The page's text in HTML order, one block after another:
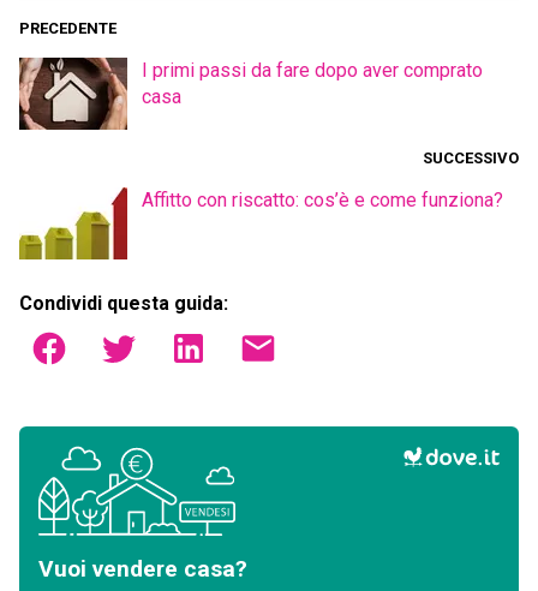
PRECEDENTE
I primi passi da fare dopo aver comprato
casa
SUCCESSIVO
Affitto con riscatto: cos’è e come funziona?
Condividi questa guida:
Vuoi vendere casa?